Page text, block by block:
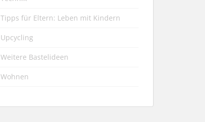
Tipps für Eltern: Leben mit Kindern
Upcycling
Weitere Bastelideen
Wohnen